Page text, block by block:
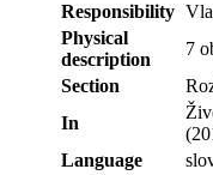
Responsibility
Physical
description
7
Section
In
Language